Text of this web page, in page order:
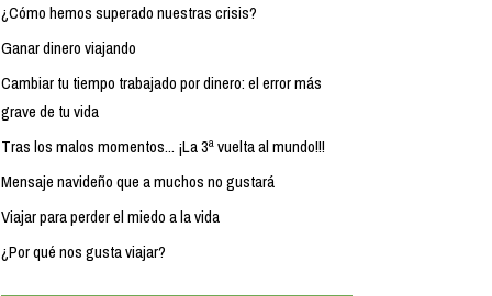
¿Cómo hemos superado nuestras crisis?
Ganar dinero viajando
Cambiar tu tiempo trabajado por dinero: el error más
grave de tu vida
Tras los malos momentos... ¡La 3ª vuelta al mundo!!!
Mensaje navideño que a muchos no gustará
Viajar para perder el miedo a la vida
¿Por qué nos gusta viajar?